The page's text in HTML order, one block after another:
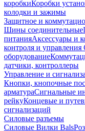
коробкиКоробки
колодки и зажимы
Защитное и
Шины соединительные
питанияАксессуары и
контроля и управления
оборудование
датчики, контроллеры
Управление и
Кнопки, кнопочные
арматураСигнальные
рейкуКонцевые и
сигнализаций
Силовые разъемы
Силовые Вилки Bals